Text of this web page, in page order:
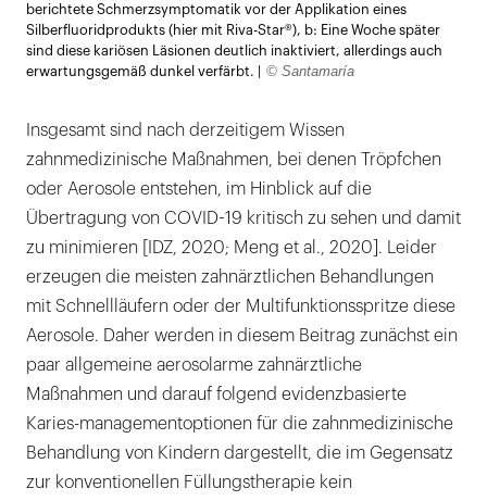
berichtete Schmerzsymptomatik vor der Applikation eines
Silberfluoridprodukts (hier mit Riva-Star®), b: Eine Woche später
sind diese kariösen Läsionen deutlich inaktiviert, allerdings auch
erwartungsgemäß dunkel verfärbt. |
© Santamaría
Insgesamt sind nach derzeitigem Wissen
zahnmedizinische Maßnahmen, bei denen Tröpfchen
oder Aerosole entstehen, im Hinblick auf die
Übertragung von COVID-19 kritisch zu sehen und damit
zu minimieren [IDZ, 2020; Meng et al., 2020]. Leider
erzeugen die meisten zahnärztlichen Behandlungen
mit Schnellläufern oder der Multifunktionsspritze diese
Aerosole. Daher werden in diesem Beitrag zunächst ein
paar allgemeine aerosolarme zahnärztliche
Maßnahmen und darauf folgend evidenzbasierte
Karies-managementoptionen für die zahnmedizinische
Behandlung von Kindern dargestellt, die im Gegensatz
zur konventionellen Füllungstherapie kein